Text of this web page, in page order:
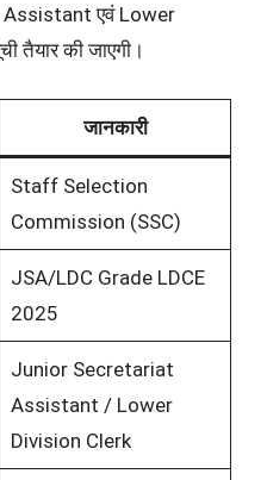
Assistant एवं Lower
तैयार की जाएगी।
जानकारी
Staff Selection
Commission (SSC)
JSA/LDC Grade LDCE
2025
Junior Secretariat
Assistant / Lower
Division Clerk